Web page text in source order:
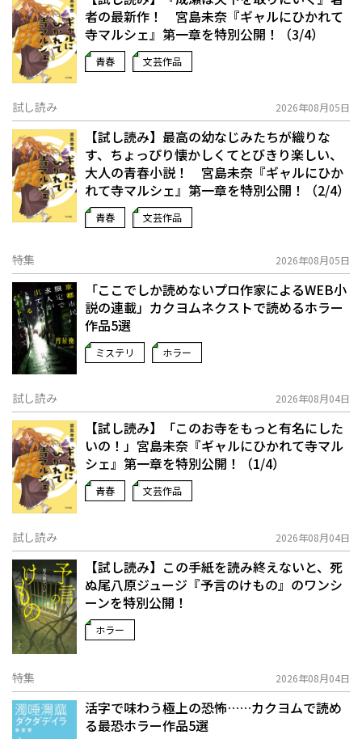
者の最新作！ 宮島未奈『ギャルにひかれて
寺マルシェ』第一章を特別公開！（3/4）
青春 文芸作品
試し読み 2026年08月05日
【試し読み】最高の幼なじみたちが織りな
す、ちょっぴり懐かしくてとびきり楽しい、
大人の青春小説！ 宮島未奈『ギャルにひか
れて寺マルシェ』第一章を特別公開！（2/4）
青春 文芸作品
特集 2026年08月05日
「ここでしか読めないプロ作家によるWEB小
説の連載」――カクヨムネクストで読めるホラー
作品5選
ミステリ ホラー
試し読み 2026年08月04日
【試し読み】「このお寺をもっと有名にした
いの！」宮島未奈『ギャルにひかれて寺マル
シェ』第一章を特別公開！（1/4）
青春 文芸作品
試し読み 2026年08月04日
【試し読み】この手紙を読み終えないと、死
ぬ――尾八原ジュージ『予言のけもの』のワンシ
ーンを特別公開！
ホラー
特集 2026年08月04日
活字で味わう極上の恐怖……カクヨムで読め
る最恐ホラー作品5選